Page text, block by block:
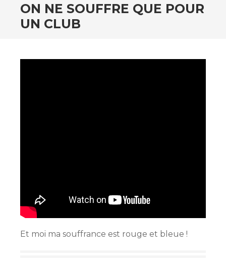
ON NE SOUFFRE QUE POUR
UN CLUB
Et moi ma souffrance est rouge et bleue !